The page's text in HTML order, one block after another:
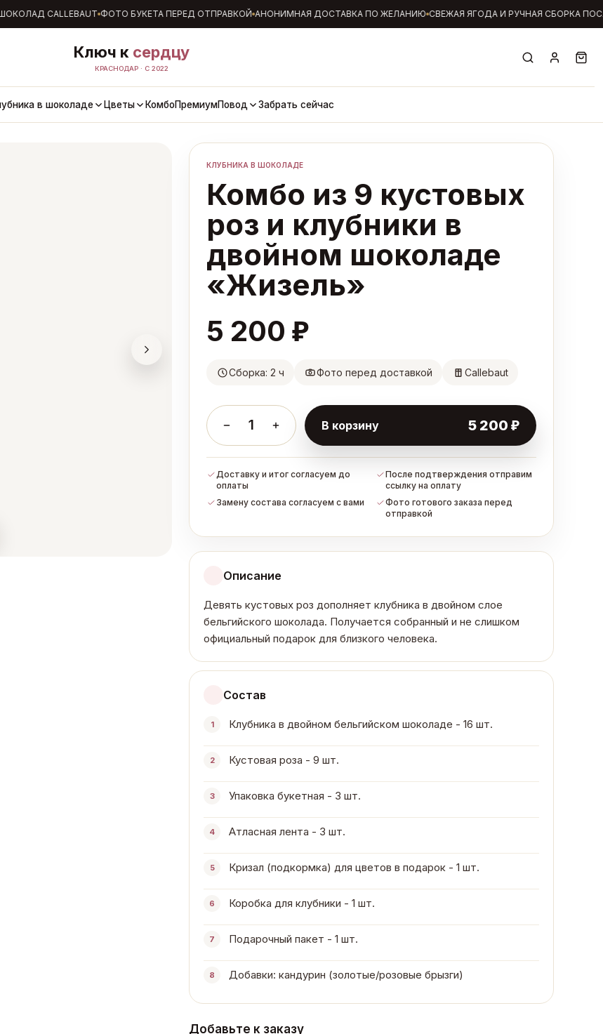
CALLEBAUT ФОТО БУКЕТА ПЕРЕД ОТПРАВКОЙ АНОНИМНАЯ ДОСТАВКА ПО ЖЕЛАНИЮ СВЕЖАЯ ЯГОДА И РУЧНАЯ СБОРКА
Ключ к сердцу
КРАСНОДАР · С 2022
в шоколаде Цветы КомбоПремиумПовод Забрать сейчас
КЛУБНИКА В ШОКОЛАДЕ
Комбо из 9 кустовых
роз и клубники в
двойном шоколаде
«Жизель»
5 200 ₽
Сборка: 2 ч Фото перед доставкой Callebaut
1 В корзину 5 200 ₽
Доставку и итог согласуем до
оплаты
После подтверждения отправим
ссылку на оплату
Замену состава согласуем с вами
Фото готового заказа перед
отправкой
Описание
Девять кустовых роз дополняет клубника в двойном слое
бельгийского шоколада. Получается собранный и не слишком
официальный подарок для близкого человека.
Состав
1 Клубника в двойном бельгийском шоколаде - 16 шт.
2 Кустовая роза - 9 шт.
3 Упаковка букетная - 3 шт.
4 Атласная лента - 3 шт.
5 Кризал (подкормка) для цветов в подарок - 1 шт.
6 Коробка для клубники - 1 шт.
7 Подарочный пакет - 1 шт.
8 Добавки: кандурин (золотые/розовые брызги)
Добавьте к заказу